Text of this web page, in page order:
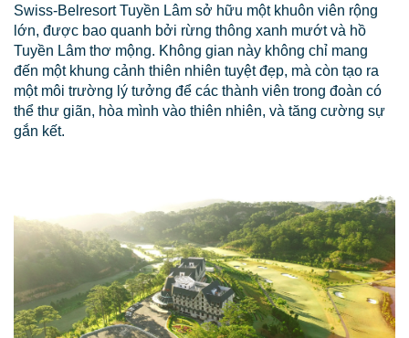
Swiss-Belresort Tuyền Lâm sở hữu một khuôn viên rộng
lớn, được bao quanh bởi rừng thông xanh mướt và hồ
Tuyền Lâm thơ mộng. Không gian này không chỉ mang
đến một khung cảnh thiên nhiên tuyệt đẹp, mà còn tạo ra
một môi trường lý tưởng để các thành viên trong đoàn có
thể thư giãn, hòa mình vào thiên nhiên, và tăng cường sự
gắn kết.